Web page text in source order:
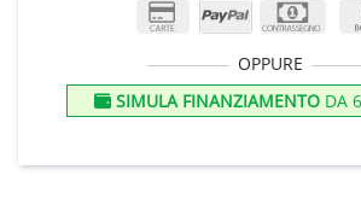
OPPURE
SIMULA FINANZIAMENTO DA